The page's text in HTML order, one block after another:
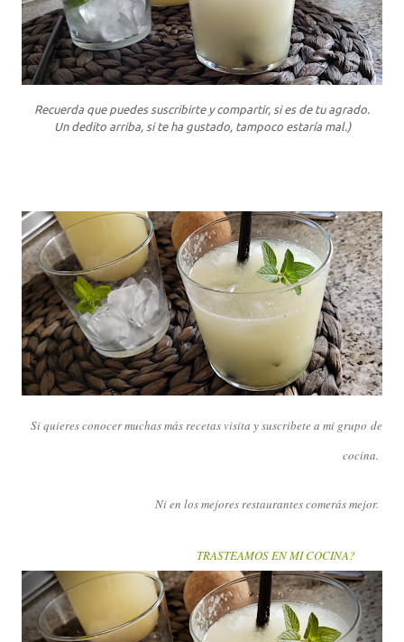
Recuerda que puedes suscribirte y compartir, si es de tu agrado.
Un dedito arriba, si te ha gustado, tampoco estaría mal.)
Si quieres conocer muchas más recetas visita y suscribete a mi grupo de
cocina.
Ni en los mejores restaurantes comerás mejor.
TRASTEAMOS EN MI COCINA?